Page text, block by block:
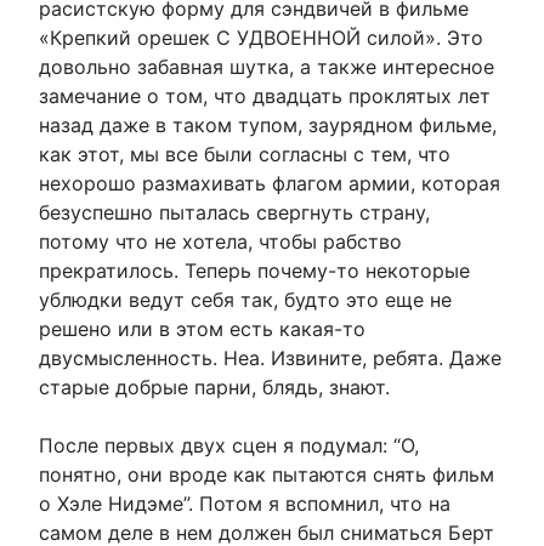
расистскую форму для сэндвичей в фильме
«Крепкий орешек С УДВОЕННОЙ силой». Это
довольно забавная шутка, а также интересное
замечание о том, что двадцать проклятых лет
назад даже в таком тупом, заурядном фильме,
как этот, мы все были согласны с тем, что
нехорошо размахивать флагом армии, которая
безуспешно пыталась свергнуть страну,
потому что не хотела, чтобы рабство
прекратилось. Теперь почему-то некоторые
ублюдки ведут себя так, будто это еще не
решено или в этом есть какая-то
двусмысленность. Неа. Извините, ребята. Даже
старые добрые парни, блядь, знают.
После первых двух сцен я подумал: “О,
понятно, они вроде как пытаются снять фильм
о Хэле Нидэме”. Потом я вспомнил, что на
самом деле в нем должен был сниматься Берт